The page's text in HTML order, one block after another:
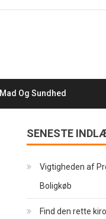
Mad Og Sundhed
SENESTE
Vigtigheden af
Boligkøb
Find den rette